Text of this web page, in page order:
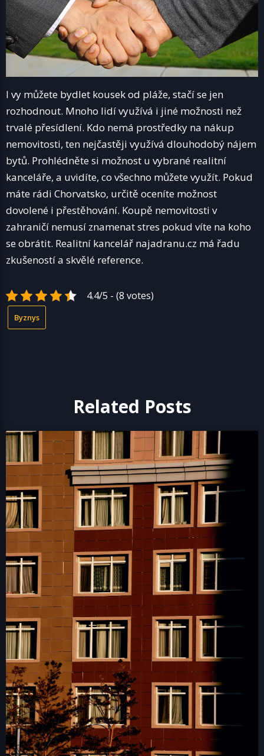
I vy můžete bydlet kousek od pláže, stačí se jen
rozhodnout. Mnoho lidí využívá i jiné možnosti než
trvalé přesídlení. Kdo nemá prostředky na nákup
nemovitosti, ten nejčastěji využívá dlouhodobý nájem
bytů. Prohlédněte si možnost u vybrané realitní
kanceláře, a uvidíte, co všechno můžete využít. Pokud
máte rádi Chorvatsko, určitě oceníte možnost
dovolené i přestěhování. Koupě nemovitosti v
zahraničí nemusí znamenat stres pokud víte na koho
se obrátit. Realitní kancelář najadranu.cz má řadu
zkušeností a skvělé reference.
4.4/5 - (8 votes)
Byznys
Related Posts